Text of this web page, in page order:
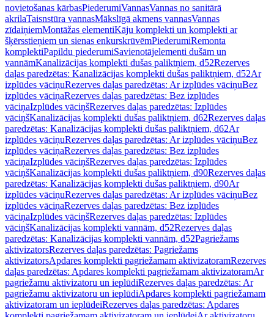
novietošanas kārbasPiederumiVannasVannas no sanitārā
akrilaTaisnstūra vannasMākslīgā akmens vannasVannas
zīdaiņiemMontāžas elementiKāju komplekti un komplekti ar
šķērsstieņiem un sienas enkurskrūvēmPiederumiRemonta
komplektiPapildu piederumiSavienotājelementi dušām un
vannāmKanalizācijas komplekti dušas paliktņiem, d52Rezerves
daļas paredzētas: Kanalizācijas komplekti dušas paliktņiem, d52Ar
izplūdes vāciņuRezerves daļas paredzētas: Ar izplūdes vāciņuBez
izplūdes vāciņaRezerves daļas paredzētas: Bez izplūdes
vāciņaIzplūdes vāciņšRezerves daļas paredzētas: Izplūdes
vāciņšKanalizācijas komplekti dušas paliktņiem, d62Rezerves daļas
paredzētas: Kanalizācijas komplekti dušas paliktņiem, d62Ar
izplūdes vāciņuRezerves daļas paredzētas: Ar izplūdes vāciņuBez
izplūdes vāciņaRezerves daļas paredzētas: Bez izplūdes
vāciņaIzplūdes vāciņšRezerves daļas paredzētas: Izplūdes
vāciņšKanalizācijas komplekti dušas paliktņiem, d90Rezerves daļas
paredzētas: Kanalizācijas komplekti dušas paliktņiem, d90Ar
izplūdes vāciņuRezerves daļas paredzētas: Ar izplūdes vāciņuBez
izplūdes vāciņaRezerves daļas paredzētas: Bez izplūdes
vāciņaIzplūdes vāciņšRezerves daļas paredzētas: Izplūdes
vāciņšKanalizācijas komplekti vannām, d52Rezerves daļas
paredzētas: Kanalizācijas komplekti vannām, d52Pagriežams
aktivizatorsRezerves daļas paredzētas: Pagriežams
aktivizatorsApdares komplekti pagriežamam aktivizatoramRezerves
daļas paredzētas: Apdares komplekti pagriežamam aktivizatoramAr
pagriežamu aktivizatoru un ieplūdiRezerves daļas paredzētas: Ar
pagriežamu aktivizatoru un ieplūdiApdares komplekti pagriežamam
aktivizatoram un ieplūdeiRezerves daļas paredzētas: Apdares